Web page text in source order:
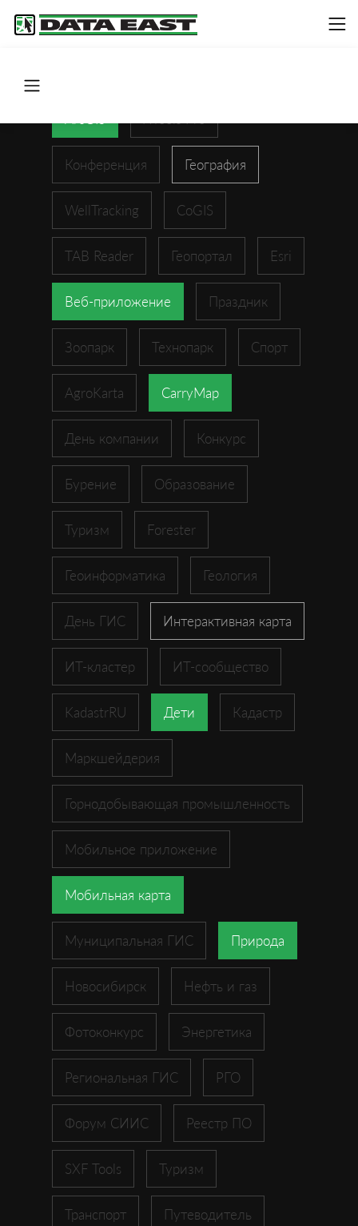
Конференция География
WellTracking CoGIS
TAB Reader Геопортал Esri
Веб-приложение Праздник
Зоопарк Технопарк Спорт
AgroKarta CarryMap
День компании Конкурс
Бурение Образование
Туризм Forester
Геоинформатика Геология
День ГИС Интерактивная карта
ИТ-кластер ИТ-сообщество
KadastrRU Дети Кадастр
Маркшейдерия
Горнодобывающая промышленность
Мобильное приложение
Мобильная карта
Муниципальная ГИС Природа
Новосибирск Нефть и газ
Фотоконкурс Энергетика
Региональная ГИС РГО
Форум СИИС Реестр ПО
SXF Tools Туризм
Транспорт Путеводитель